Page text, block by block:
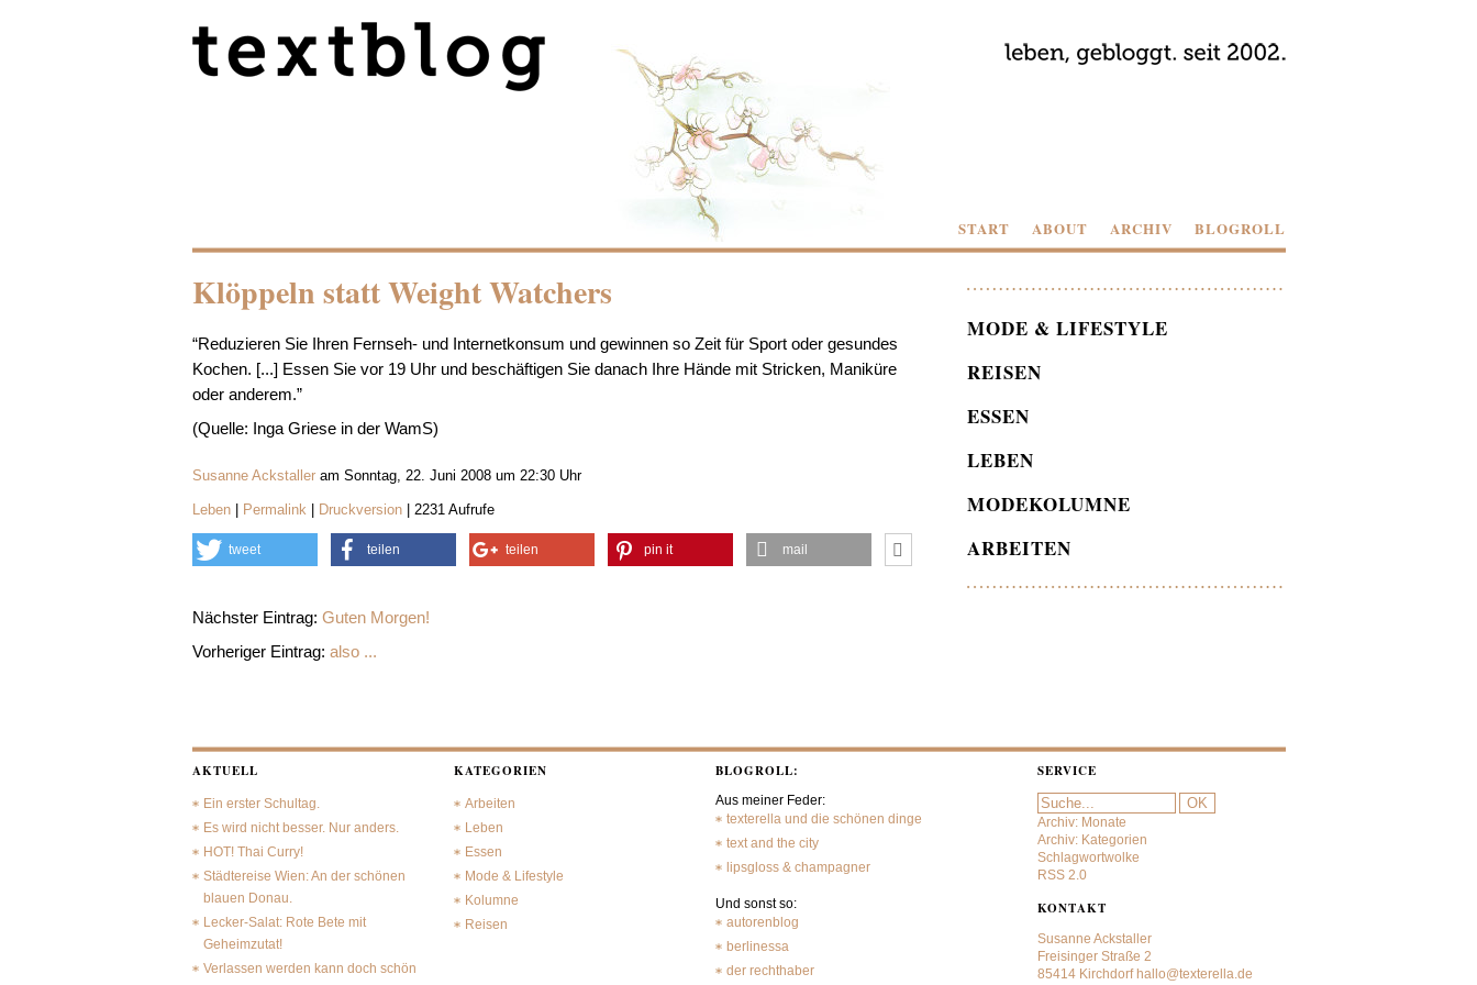
START ABOUT ARCHIV BLOGROLL
Klöppeln statt Weight Watchers
“Reduzieren Sie Ihren Fernseh- und Internetkonsum und gewinnen so Zeit für Sport oder gesundes
Kochen. [...] Essen Sie vor 19 Uhr und beschäftigen Sie danach Ihre Hände mit Stricken, Maniküre
oder anderem.”
(Quelle: Inga Griese in der WamS)
Susanne Ackstalleram Sonntag, 22. Juni 2008 um 22:30 Uhr
Leben Permalink| Druckversion| 2231 Aufrufe
tweet teilen teilen pin it mail
Nächster Eintrag: Guten Morgen!
Vorheriger Eintrag: also ...
MODE & LIFESTYLE
REISEN
ESSEN
LEBEN
MODEKOLUMNE
ARBEITEN
AKTUELL
Ein erster Schultag.
Es wird nicht besser. Nur anders.
HOT! Thai Curry!
Städtereise Wien: An der schönen
blauen Donau.
Lecker-Salat: Rote Bete mit
Geheimzutat!
Verlassen werden kann doch schön
KATEGORIEN
Arbeiten
Leben
Essen
Mode & Lifestyle
Kolumne
Reisen
BLOGROLL:
Aus meiner Feder:
texterella und die schönen dinge
text and the city
lipsgloss & champagner
Und sonst so:
autorenblog
berlinessa
der rechthaber
SERVICE
Archiv: Monate
Archiv: Kategorien
Schlagwortwolke
RSS 2.0
KONTAKT
Susanne Ackstaller
Freisinger Straße 2
85414 Kirchdorf hallo@texterella.de